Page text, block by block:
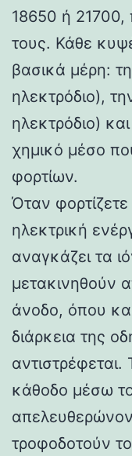
18650 ή 21700,
τους. Κάθε
βασικά μέρη:
ηλεκτρόδιο),
ηλεκτρόδιο)
χημικό μέσο
φορτίων.
Όταν
ηλεκτρική
αναγκάζει τα
μετακινηθούν
άνοδο, όπου
διάρκεια της
κάθοδο μέσω
τροφοδοτούν